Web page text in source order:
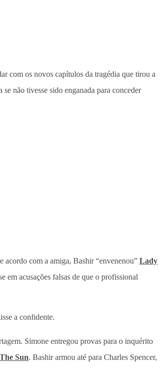
com os novos capítulos da tragédia que tirou a
não tivesse sido enganada para conceder
acordo com a amiga, Bashir “envenenou” Lady
em acusações falsas de que o profissional
a confidente.
Simone entregou provas para o inquérito
The Sun. Bashir armou até para Charles Spencer,